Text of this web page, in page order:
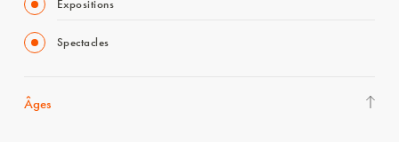
Expositions
Spectacles
Âges